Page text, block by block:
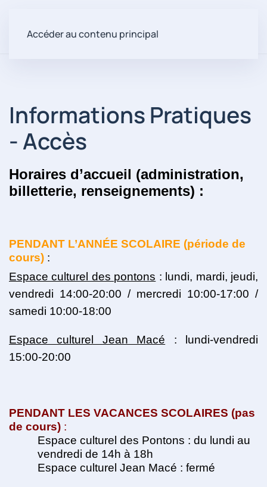
Accéder au contenu principal
Informations Pratiques
- Accès
Horaires d’accueil (administration,
billetterie, renseignements) :
PENDANT L’ANNÉE SCOLAIRE (période de
cours) :
Espace culturel des pontons : lundi, mardi, jeudi,
vendredi 14:00-20:00 / mercredi 10:00-17:00 /
samedi 10:00-18:00
Espace culturel Jean Macé : lundi-vendredi
15:00-20:00
PENDANT LES VACANCES SCOLAIRES (pas
de cours) :
Espace culturel des Pontons : du lundi au
vendredi de 14h à 18h
Espace culturel Jean Macé : fermé